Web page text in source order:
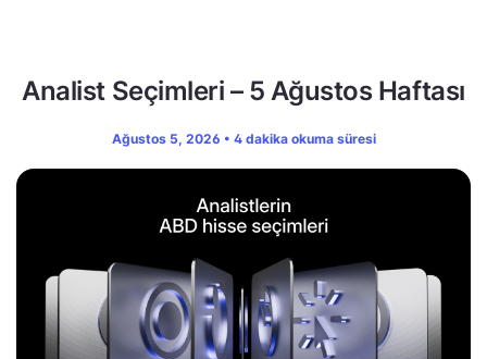
Analist Seçimleri – 5 Ağustos Haftası
Ağustos 5, 2026 • 4 dakika okuma süresi